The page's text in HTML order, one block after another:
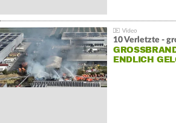
10 Verletzte -
NDLICH